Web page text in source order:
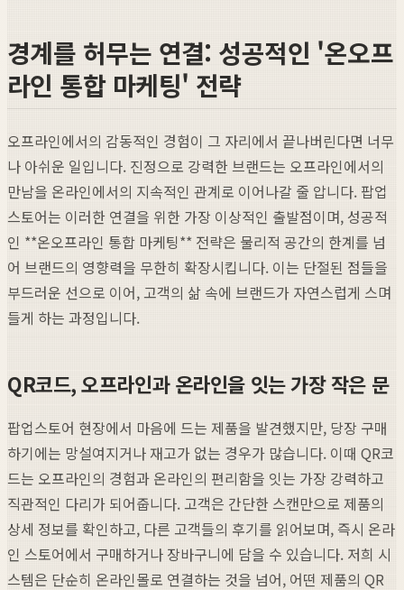
경계를 허무는 연결: 성공적인 '온오프
라인 통합 마케팅' 전략
오프라인에서의 감동적인 경험이 그 자리에서 끝나버린다면 너무
나 아쉬운 일입니다. 진정으로 강력한 브랜드는 오프라인에서의
만남을 온라인에서의 지속적인 관계로 이어나갈 줄 압니다. 팝업
스토어는 이러한 연결을 위한 가장 이상적인 출발점이며, 성공적
인 **온오프라인 통합 마케팅** 전략은 물리적 공간의 한계를 넘
어 브랜드의 영향력을 무한히 확장시킵니다. 이는 단절된 점들을
부드러운 선으로 이어, 고객의 삶 속에 브랜드가 자연스럽게 스며
들게 하는 과정입니다.
QR코드, 오프라인과 온라인을 잇는 가장 작은 문
팝업스토어 현장에서 마음에 드는 제품을 발견했지만, 당장 구매
하기에는 망설여지거나 재고가 없는 경우가 많습니다. 이때 QR코
드는 오프라인의 경험과 온라인의 편리함을 잇는 가장 강력하고
직관적인 다리가 되어줍니다. 고객은 간단한 스캔만으로 제품의
상세 정보를 확인하고, 다른 고객들의 후기를 읽어보며, 즉시 온라
인 스토어에서 구매하거나 장바구니에 담을 수 있습니다. 저희 시
스템은 단순히 온라인몰로 연결하는 것을 넘어, 어떤 제품의 QR